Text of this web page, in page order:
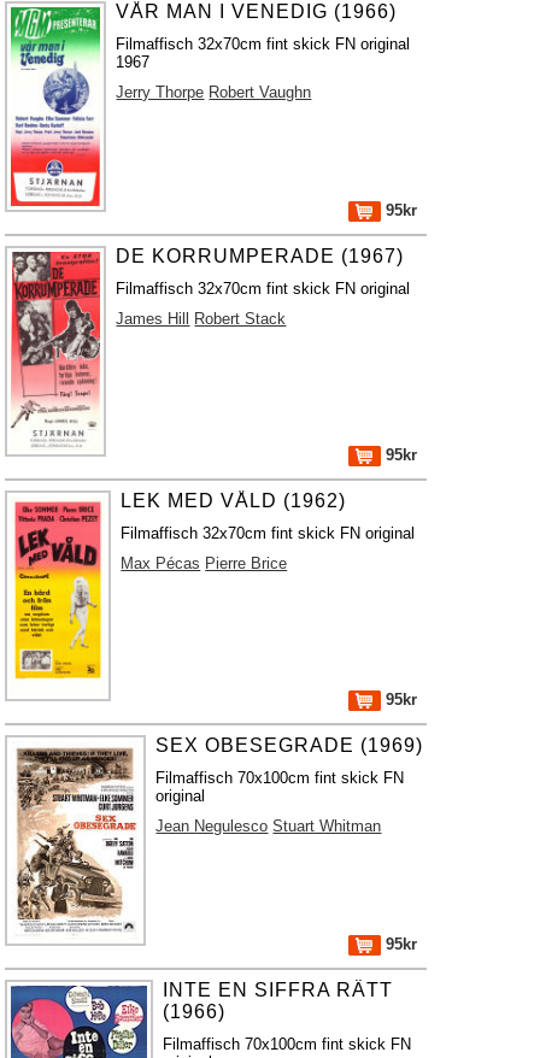
VÅR MAN I VENEDIG (1966)
Filmaffisch 32x70cm fint skick FN original
1967
Jerry Thorpe Robert Vaughn
95kr
DE KORRUMPERADE (1967)
Filmaffisch 32x70cm fint skick FN original
James Hill
Robert Stack
95kr
LEK MED VÅLD (1962)
Filmaffisch 32x70cm fint skick FN original
Max Pécas Pierre Brice
95kr
SEX OBESEGRADE (1969)
Filmaffisch 70x100cm fint skick FN
original
Jean Negulesco Stuart Whitman
95kr
INTE EN SIFFRA RÄTT
(1966)
Filmaffisch 70x100cm fint skick FN